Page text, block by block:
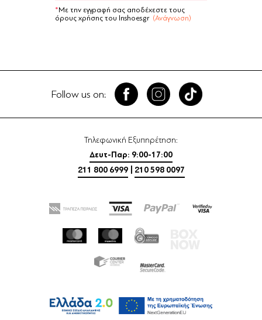
Με την εγγραφή σας αποδέχεστε τους
όρους χρήσης του Inshoes.gr (Ανάγνωση)
Follow us on:
Τηλεφωνική Εξυπηρέτηση:
Δευτ-Παρ: 9:00-17:00
211 800 6999
210 598 0097